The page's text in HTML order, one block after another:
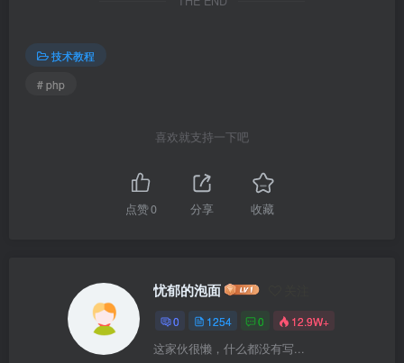
技术教程
# php
喜欢就支持一下吧
点赞0 分享 收藏
忧郁的泡面
0 1254 0 12.9W+
这家伙很懒，什么都没有写...